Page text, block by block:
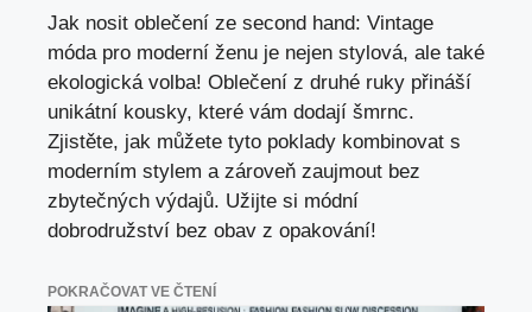
Jak nosit oblečení ze second hand: Vintage
móda pro moderní ženu je nejen stylová, ale také
ekologická volba! Oblečení z druhé ruky přináší
unikátní kousky, které vám dodají šmrnc.
Zjistěte, jak můžete tyto poklady kombinovat s
moderním stylem a zároveň zaujmout bez
zbytečných výdajů. Užijte si módní
dobrodružství bez obav z opakování!
POKRAČOVAT VE ČTENÍ